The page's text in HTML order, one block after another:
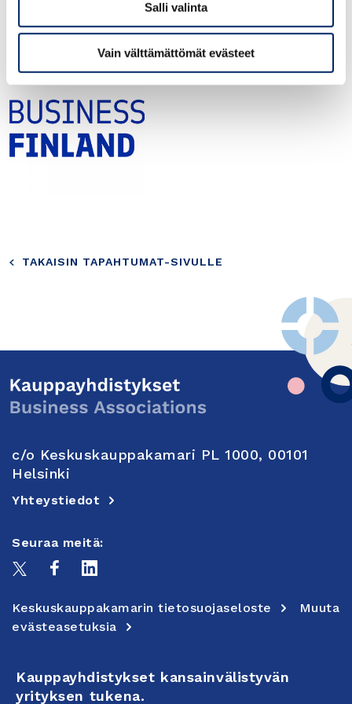
Salli valinta
Vain välttämättömät evästeet
WELCOME!
TAKAISIN TAPAHTUMAT-SIVULLE
c/o Keskuskauppakamari PL 1000, 00101
Helsinki
Yhteystiedot
Seuraa meitä:
Keskuskauppakamarin tietosuojaseloste
Muuta
evästeasetuksia
Kauppayhdistykset kansainvälistyvän
yrityksen tukena.